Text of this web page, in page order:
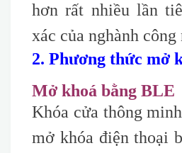
hơn rất nhiều lần
xác của nghành
2. Phương thức mở
Mở khoá bằng BLE
Khóa cửa thông
mở khóa điện thoại